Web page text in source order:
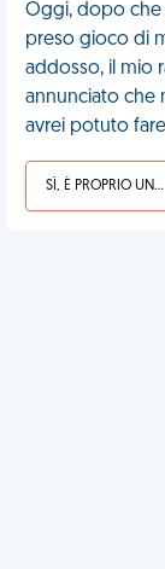
Oggi, dopo che
preso gioco di
addosso, il mio
annunciato che
avrei potuto
SÌ, È PROPRIO UNA VDM!